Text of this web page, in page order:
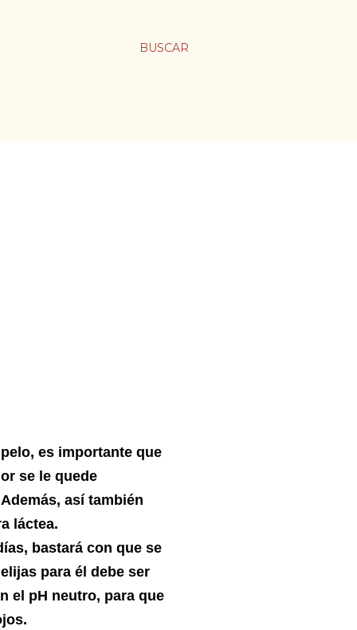
BUSCAR
es importante que
se le quede
así también
láctea.
bastará con que se
para él debe ser
el pH neutro, para que